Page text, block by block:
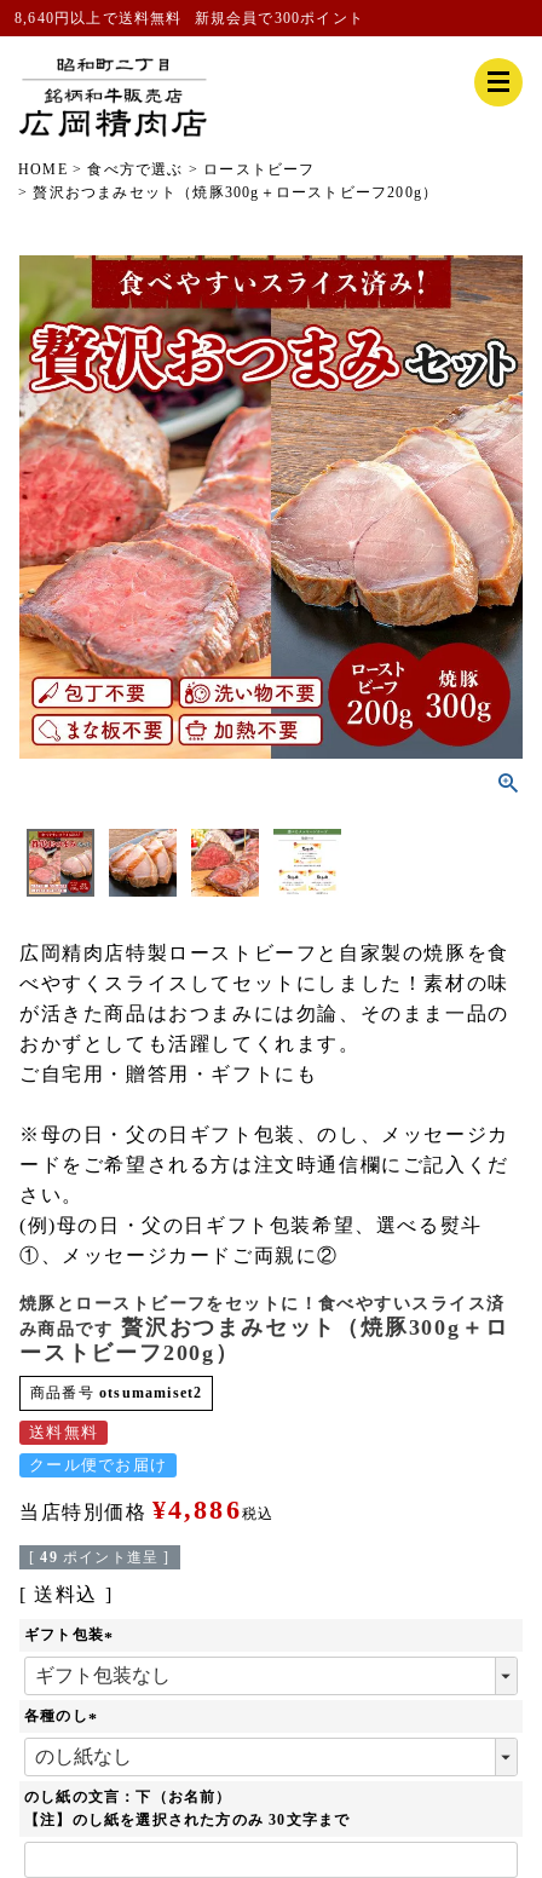
8,640円以上で送料無料 新規会員で300ポイント
HOME 食べ方で選ぶ
ローストビーフ
贅沢おつまみセット（焼豚300g＋ローストビーフ200g）
広岡精肉店特製ローストビーフと自家製の焼豚を食
べやすくスライスしてセットにしました！素材の味
が活きた商品はおつまみには勿論、そのまま一品の
おかずとしても活躍してくれます。
ご自宅用・贈答用・ギフトにも
※母の日・父の日ギフト包装、のし、メッセージカ
ードをご希望される方は注文時通信欄にご記入くだ
さい。
(例)母の日・父の日ギフト包装希望、選べる熨斗
①、メッセージカードご両親に②
焼豚とローストビーフをセットに！食べやすいスライス済
み商品です 贅沢おつまみセット（焼豚300g＋ロ
ーストビーフ200g）
商品番号 otsumamiset2
送料無料
クール便でお届け
当店特別価格 ¥4,886税込
[ 49 ポイント進呈 ]
送料込
ギフト包装
必
各種のし
(
必
須
)
のし紙の文言：下（お名前）
【注】のし紙を選択された方のみ 30文字まで